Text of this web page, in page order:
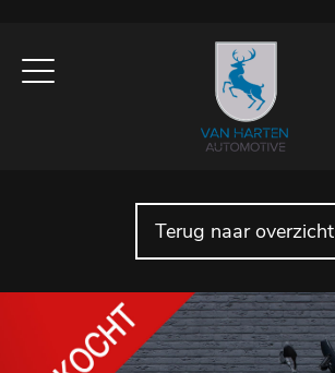
Terug naar overzicht